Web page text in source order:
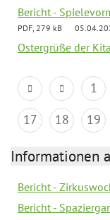
Bericht -
PDF, 279 kB
Ostergrüße der
1
17
18 19
Informationen
Bericht -
Bericht -